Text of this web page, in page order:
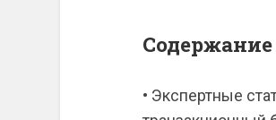
• Экспертные